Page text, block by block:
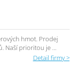
hmot. Prodej
Naší prioritou je ...
Detail firmy >